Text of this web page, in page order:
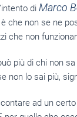
di Marco
che non se ne
che non
più di chi non
non lo sai più,
ad un